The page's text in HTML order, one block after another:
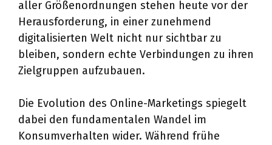
aller Größenordnungen stehen heute vor der
Herausforderung, in einer zunehmend
digitalisierten Welt nicht nur sichtbar zu
bleiben, sondern echte Verbindungen zu ihren
Zielgruppen aufzubauen.
Die Evolution des Online-Marketings spiegelt
dabei den fundamentalen Wandel im
Konsumverhalten wider. Während frühe